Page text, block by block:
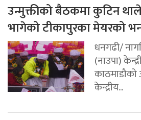
उन्मुक्तीको बैठकमा कुटिन
भागेको टीकापुरका मेयरको
धनगढी/
(नाउपा)
केन्द्रीय...